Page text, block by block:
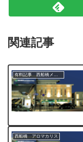
関連記事
西船橋 アロマカリス